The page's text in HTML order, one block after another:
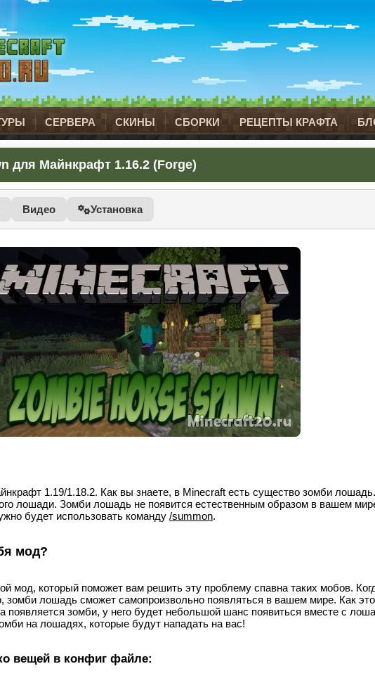
СЕРВЕРА СКИНЫ СБОРКИ РЕЦЕПТЫ КРАФТА
для Майнкрафт 1.16.2 (Forge)
Видео Установка
1.19/1.18.2. Как вы знаете, в Minecraft есть существо зомби
лошади. Зомби лошадь не появится естественным образом в вашем
будет использовать команду /summon.
мод?
мод, который поможет вам решить эту проблему спавна таких мобов.
зомби лошадь сможет самопроизвольно появляться в вашем мире. Как это
появляется зомби, у него будет небольшой шанс появиться вместе с
на лошадях, которые будут нападать на вас!
вещей в конфиг файле: